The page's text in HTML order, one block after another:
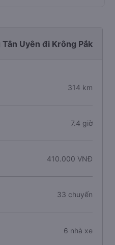
Uyên đi Krông Pắk
314 km
7.4 giờ
410.000 VNĐ
33 chuyến
6 nhà xe